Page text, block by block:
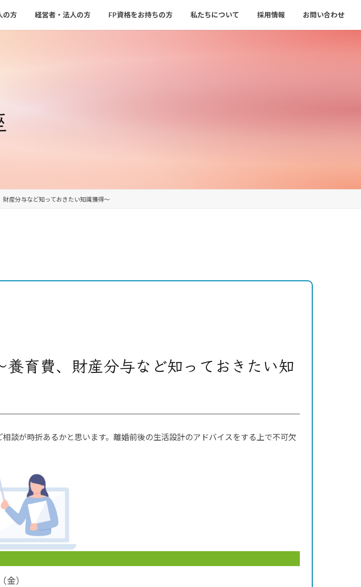
の方 経営者・法人の方 FP資格をお持ちの方 私たちについて 採用情報 お問い合わせ
産分与など知っておきたい知識獲得～
育費、財産分与など知っておきたい知
談が時折あるかと思います。離婚前後の生活設計のアドバイスをする上で不可欠
金）